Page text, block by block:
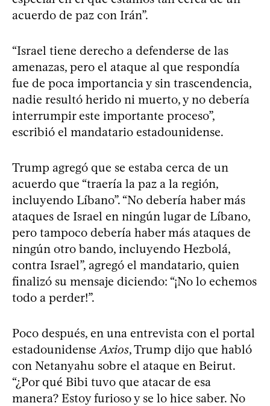
acuerdo de paz con Irán”.
“Israel tiene derecho a defenderse de las
amenazas, pero el ataque al que respondía
fue de poca importancia y sin trascendencia,
nadie resultó herido ni muerto, y no debería
interrumpir este importante proceso”,
escribió el mandatario estadounidense.
Trump agregó que se estaba cerca de un
acuerdo que “traería la paz a la región,
incluyendo Líbano”. “No debería haber más
ataques de Israel en ningún lugar de Líbano,
pero tampoco debería haber más ataques de
ningún otro bando, incluyendo Hezbolá,
contra Israel”, agregó el mandatario, quien
finalizó su mensaje diciendo: “¡No lo echemos
todo a perder!”.
Poco después, en una entrevista con el portal
estadounidense Axios, Trump dijo que habló
con Netanyahu sobre el ataque en Beirut.
“¿Por qué Bibi tuvo que atacar de esa
manera? Estoy furioso y se lo hice saber. No